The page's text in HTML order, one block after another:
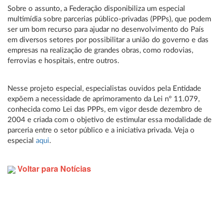
Sobre o assunto, a Federação disponibiliza um especial
multimídia sobre parcerias público-privadas (PPPs), que podem
ser um bom recurso para ajudar no desenvolvimento do País
em diversos setores por possibilitar a união do governo e das
empresas na realização de grandes obras, como rodovias,
ferrovias e hospitais, entre outros.
Nesse projeto especial, especialistas ouvidos pela Entidade
expõem a necessidade de aprimoramento da Lei nº 11.079,
conhecida como Lei das PPPs, em vigor desde dezembro de
2004 e criada com o objetivo de estimular essa modalidade de
parceria entre o setor público e a iniciativa privada. Veja o
especial aqui.
Voltar para Notícias